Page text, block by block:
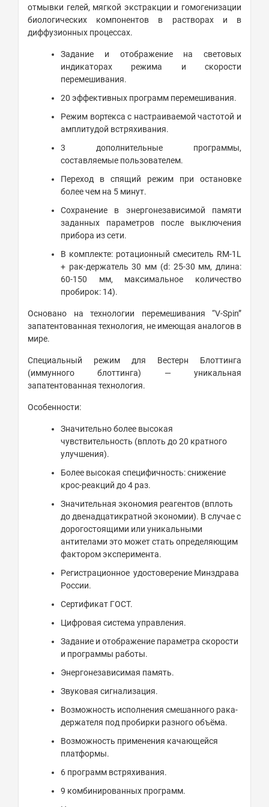
отмывки гелей, мягкой экстракции и гомогенизации
биологических компонентов в растворах и в
диффузионных процессах.
Задание и отображение на световых
индикаторах режима и скорости
перемешивания.
20 эффективных программ перемешивания.
Режим вортекса с настраиваемой частотой и
амплитудой встряхивания.
3 дополнительные программы,
составляемые пользователем.
Переход в спящий режим при остановке
более чем на 5 минут.
Сохранение в энергонезависимой памяти
заданных параметров после выключения
прибора из сети.
В комплекте: ротационный смеситель RM-1L
+ рак-держатель 30 мм (d: 25-30 мм, длина:
60-150 мм, максимальное количество
пробирок: 14).
Основано на технологии перемешивания “V-Spin”
запатентованная технология, не имеющая аналогов в
мире.
Специальный режим для Вестерн Блоттинга
(иммунного блоттинга) — уникальная
запатентованная технология.
Особенности:
Значительно более высокая
чувствительность (вплоть до 20 кратного
улучшения).
Более высокая специфичность: снижение
крос-реакций до 4 раз.
Значительная экономия реагентов (вплоть
до двенадцатикратной экономии). В случае с
дорогостоящими или уникальными
антителами это может стать определяющим
фактором эксперимента.
Регистрационное удостоверение Минздрава
России.
Сертификат ГОСТ.
Цифровая система управления.
Задание и отображение параметра скорости
и программы работы.
Энергонезависимая память.
Звуковая сигнализация.
Возможность исполнения смешанного рака-
держателя под пробирки разного объёма.
Возможность применения качающейся
платформы.
6 программ встряхивания.
9 комбинированных программ.